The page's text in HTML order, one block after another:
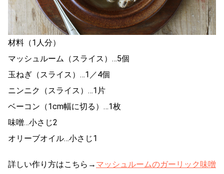
材料（1人分）
マッシュルーム（スライス）…5個
玉ねぎ（スライス）…1／4個
ニンニク（スライス）…1片
ベーコン（1cm幅に切る）…1枚
味噌…小さじ2
オリーブオイル…小さじ1
詳しい作り方はこちら→ マッシュルームのガーリック味噌